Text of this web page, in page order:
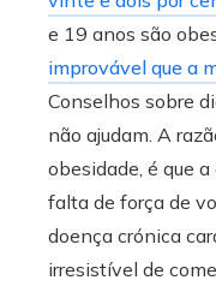
e 19 anos são
improvável que a
Conselhos sobre
não ajudam. A
obesidade, é que
falta de força de
doença crónica
irresistível de